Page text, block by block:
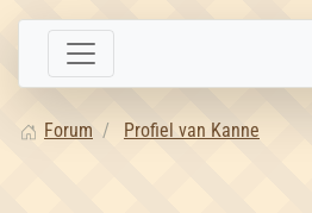
Forum Profiel van Kanne